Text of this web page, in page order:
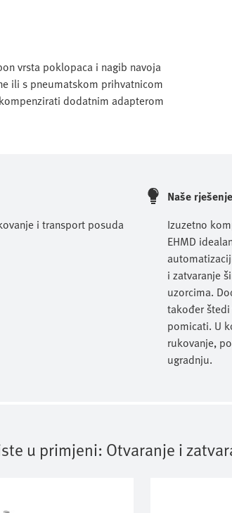
vrsta poklopaca i nagib navoja
ili s pneumatskom prihvatnicom
dodatnim adapterom
i transport posuda
Naše
Izuzetno
EHMD
i zatvaranje
uzorcima.
također
pomicati. U
rukovanje,
ugradnju.
u primjeni: Otvaranje i